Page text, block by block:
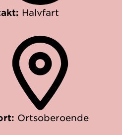
Halvfart
Ortsoberoende